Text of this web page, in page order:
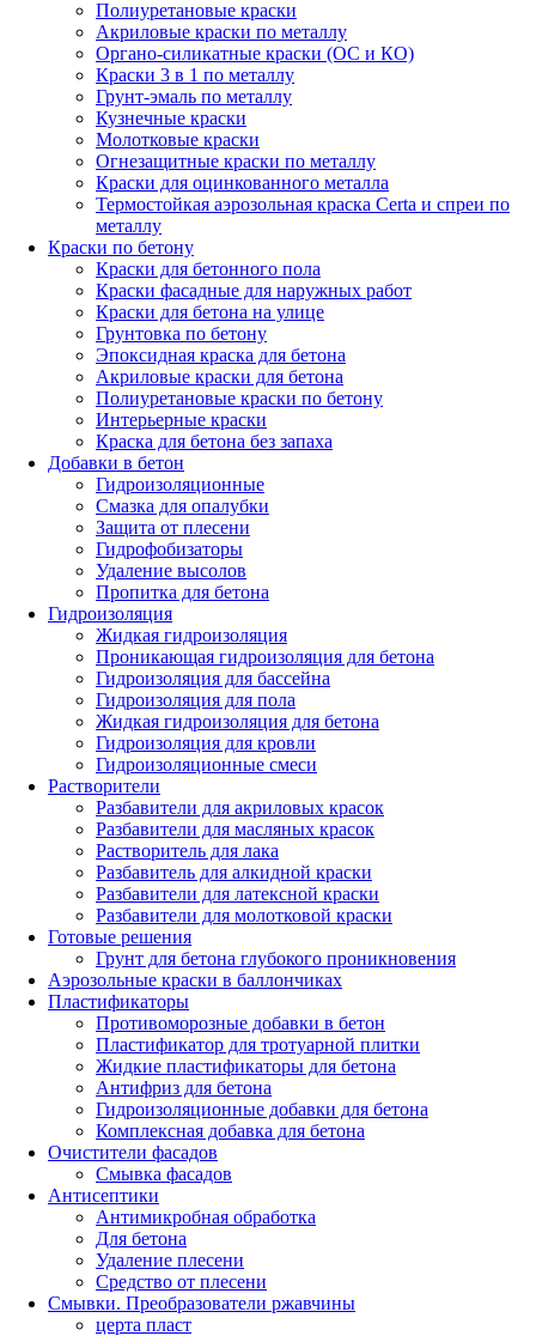
Полиуретановые краски
Акриловые краски по металлу
Органо-силикатные краски (ОС и КО)
Краски 3 в 1 по металлу
Грунт-эмаль по металлу
Кузнечные краски
Молотковые краски
Огнезащитные краски по металлу
Краски для оцинкованного металла
Термостойкая аэрозольная краска Certa и спреи по
металлу
Краски по бетону
Краски для бетонного пола
Краски фасадные для наружных работ
Краски для бетона на улице
Грунтовка по бетону
Эпоксидная краска для бетона
Акриловые краски для бетона
Полиуретановые краски по бетону
Интерьерные краски
Краска для бетона без запаха
Добавки в бетон
Гидроизоляционные
Смазка для опалубки
Защита от плесени
Гидрофобизаторы
Удаление высолов
Пропитка для бетона
Гидроизоляция
Жидкая гидроизоляция
Проникающая гидроизоляция для бетона
Гидроизоляция для бассейна
Гидроизоляция для пола
Жидкая гидроизоляция для бетона
Гидроизоляция для кровли
Гидроизоляционные смеси
Растворители
Разбавители для акриловых красок
Разбавители для масляных красок
Растворитель для лака
Разбавитель для алкидной краски
Разбавители для латексной краски
Разбавители для молотковой краски
Готовые решения
Грунт для бетона глубокого проникновения
Аэрозольные краски в баллончиках
Пластификаторы
Противоморозные добавки в бетон
Пластификатор для тротуарной плитки
Жидкие пластификаторы для бетона
Антифриз для бетона
Гидроизоляционные добавки для бетона
Комплексная добавка для бетона
Очистители фасадов
Смывка фасадов
Антисептики
Антимикробная обработка
Для бетона
Удаление плесени
Средство от плесени
Смывки. Преобразователи ржавчины
церта пласт